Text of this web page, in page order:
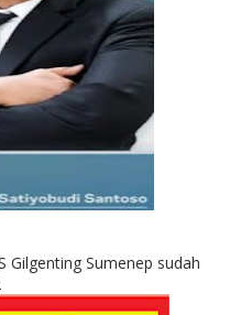
Gilgenting Sumenep sudah